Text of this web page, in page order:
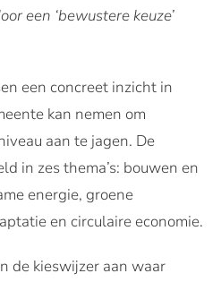
een ‘bewustere keuze’
een concreet inzicht in
kan nemen om
aan te jagen. De
in zes thema’s: bouwen en
energie, groene
en circulaire economie.
de kieswijzer aan waar